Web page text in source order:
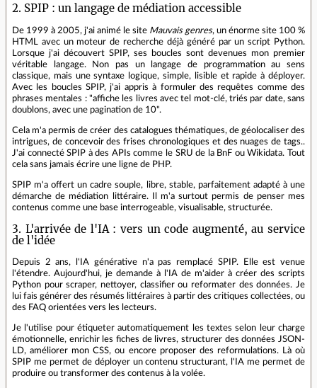
2. SPIP : un langage de médiation accessible
De 1999 à 2005, j'ai animé le site Mauvais genres, un énorme site 100 %
HTML avec un moteur de recherche déjà généré par un script Python.
Lorsque j'ai découvert SPIP, ses boucles sont devenues mon premier
véritable langage. Non pas un langage de programmation au sens
classique, mais une syntaxe logique, simple, lisible et rapide à déployer.
Avec les boucles SPIP, j'ai appris à formuler des requêtes comme des
phrases mentales : "affiche les livres avec tel mot-clé, triés par date, sans
doublons, avec une pagination de 10".
Cela m'a permis de créer des catalogues thématiques, de géolocaliser des
intrigues, de concevoir des frises chronologiques et des nuages de tags..
J'ai connecté SPIP à des APIs comme le SRU de la BnF ou Wikidata. Tout
cela sans jamais écrire une ligne de PHP.
SPIP m'a offert un cadre souple, libre, stable, parfaitement adapté à une
démarche de médiation littéraire. Il m'a surtout permis de penser mes
contenus comme une base interrogeable, visualisable, structurée.
3. L'arrivée de l'IA : vers un code augmenté, au service
de l'idée
Depuis 2 ans, l'IA générative n'a pas remplacé SPIP. Elle est venue
l'étendre. Aujourd'hui, je demande à l'IA de m'aider à créer des scripts
Python pour scraper, nettoyer, classifier ou reformater des données. Je
lui fais générer des résumés littéraires à partir des critiques collectées, ou
des FAQ orientées vers les lecteurs.
Je l'utilise pour étiqueter automatiquement les textes selon leur charge
émotionnelle, enrichir les fiches de livres, structurer des données JSON-
LD, améliorer mon CSS, ou encore proposer des reformulations. Là où
SPIP me permet de déployer un contenu structurant, l'IA me permet de
produire ou transformer des contenus à la volée.